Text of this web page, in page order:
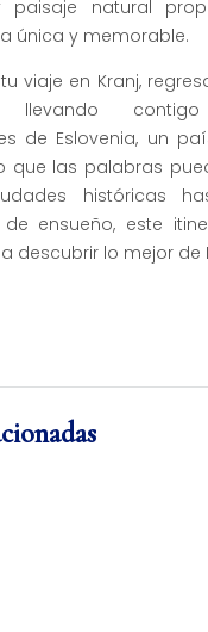
paisaje natural
única y memorable.
viaje en Kranj,
llevando
de Eslovenia, un
que las palabras
históricas
de ensueño, este
descubrir lo mejor de